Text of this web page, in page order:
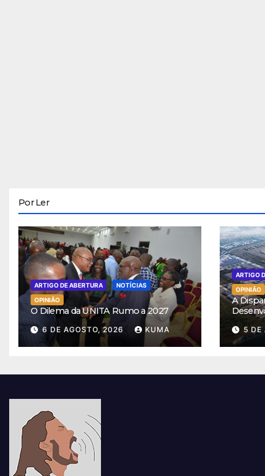
Por Ler
ARTIGO DE ABERTURA
NOTÍCIAS
OPINIÃO
O Dilema da UNITA Rumo a 2027
6 DE AGOSTO, 2026 KUMA
ARTIGO
OPINIÃO
A
5 DE